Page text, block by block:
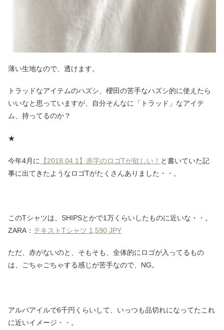
薄い生地なので、透けます。
トラッドなアイテムのハズシ、櫻田の苦手なハズシ的に使えたら
いいなと思っていますが、自分そんなに「トラッド」なアイテ
ム、持ってるのか？
★
今年4月に 【2018.04.1】赤字のロゴTが欲しい！ と書いていた記
事に出てきたようなロゴTがたくさんありました・・。
このTシャツは、SHIPSとかで1万くらいしたものに近いな・・。
ZARA： テキストTシャツ 1,590 JPY
ただ、赤がないのと、そもそも、全体的にロゴが入ってるもの
は、ごちゃごちゃする感じが苦手なので、NG。
アルバアイルで6千円くらいして、いっつも品切れになってたこれ
に近いイメージ・・。